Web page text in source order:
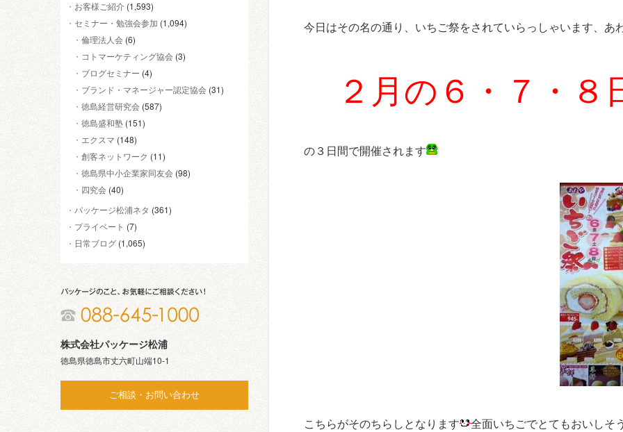
お客様ご紹介 (1,593)
セミナー・勉強会参加 (1,094)
倫理法人会 (6)
コトマーケティング協会 (3)
ブログセミナー (4)
ブランド・マネージャー認定協会 (31)
徳島経営研究会 (587)
徳島盛和塾 (151)
エクスマ (148)
創客ネットワーク (11)
徳島県中小企業家同友会 (98)
四究会 (40)
パッケージ松浦ネタ (361)
プライベート (7)
日常ブログ (1,065)
株式会社パッケージ松浦
徳島県徳島市丈六町山端10-1
ご相談・お問い合わせ
今日はその名の通り、いちご祭をされていらっしゃいます、あ
２月の６・７・８
の３日間で開催されます
こちらがそのちらしとなります 全面いちごでとてもおいしそ